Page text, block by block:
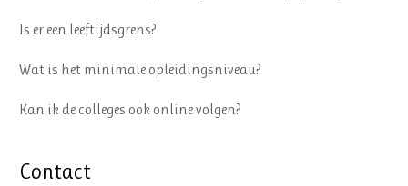
Is er een leeftijdsgrens?
Wat is het minimale opleidingsniveau?
Kan ik de colleges ook online volgen?
Contact